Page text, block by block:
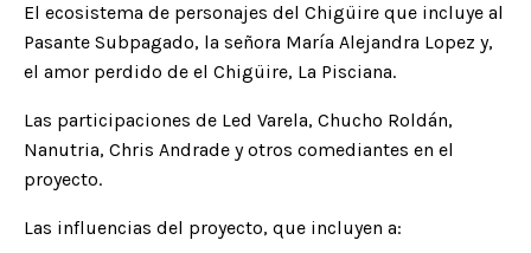
El ecosistema de personajes del Chigüire que incluye al
Pasante Subpagado, la señora María Alejandra Lopez y,
el amor perdido de el Chigüire, La Pisciana.
Las participaciones de Led Varela, Chucho Roldán,
Nanutria, Chris Andrade y otros comediantes en el
proyecto.
Las influencias del proyecto, que incluyen a: